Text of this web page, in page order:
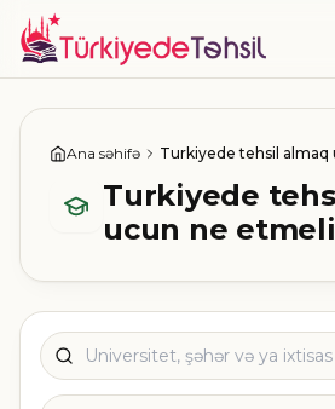
Ana səhifə Turkiyede tehsil almaq
Turkiyede
ucun ne etmeli